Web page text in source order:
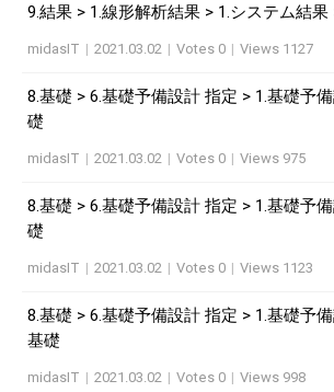
9.結果 > 1.線形解析結果 > 1.システム結果
midasIT | 2021.03.02 | Votes 0 | Views 1127
8.基礎 > 6.基礎予備設計 指定 > 1.基礎予
礎
midasIT | 2021.03.02 | Votes 0 | Views 975
8.基礎 > 6.基礎予備設計 指定 > 1.基礎予
礎
midasIT | 2021.03.02 | Votes 0 | Views 1123
8.基礎 > 6.基礎予備設計 指定 > 1.基礎予
基礎
midasIT | 2021.03.02 | Votes 0 | Views 998